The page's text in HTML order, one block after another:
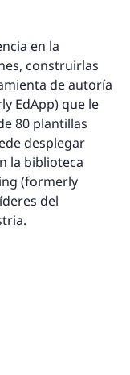
en la
construirlas
de autoría
EdApp) que le
80 plantillas
desplegar
la biblioteca
(formerly
del